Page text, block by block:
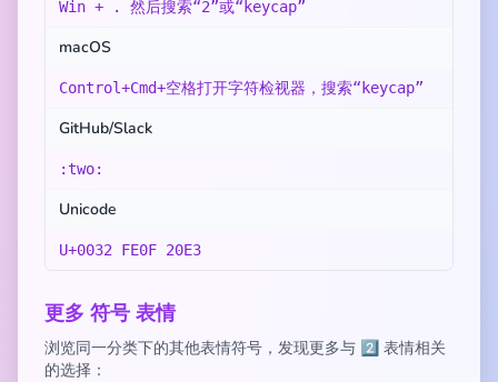
Win + . 然后搜索“2”或“keycap”
macOS
Control+Cmd+空格打开字符检视器，搜索“keycap”
GitHub/Slack
:two:
Unicode
U+0032 FE0F 20E3
更多 符号 表情
浏览同一分类下的其他表情符号，发现更多与 2️⃣ 表情相关
的选择：